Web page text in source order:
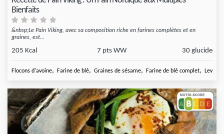
Bienfaits
&nbsp;Le Pain Viking, avec sa composition riche en farines complètes et en
graines, est...
205 Kcal 7 pts WW 30 glucide
Flocons d'avoine, Farine de blé, Graines de sésame, Farine de blé complet, Levure